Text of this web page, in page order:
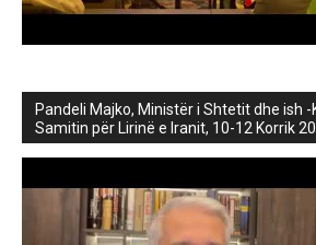
Pandeli Majko, Ministër i Shtetit dhe ish
Samitin për Lirinë e Iranit, 10-12 Korrik